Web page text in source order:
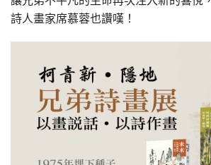
詩人畫家席慕蓉也讚嘆！